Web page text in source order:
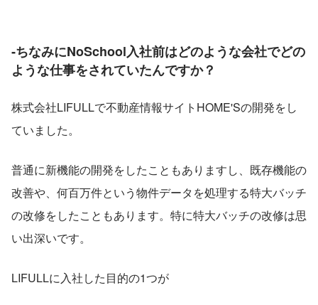
‐ちなみにNoSchool入社前はどのような会社でどの
ような仕事をされていたんですか？
株式会社LIFULLで不動産情報サイトHOME'Sの開発をし
ていました。
普通に新機能の開発をしたこともありますし、既存機能の
改善や、何百万件という物件データを処理する特大バッチ
の改修をしたこともあります。特に特大バッチの改修は思
い出深いです。
LIFULLに入社した目的の1つが